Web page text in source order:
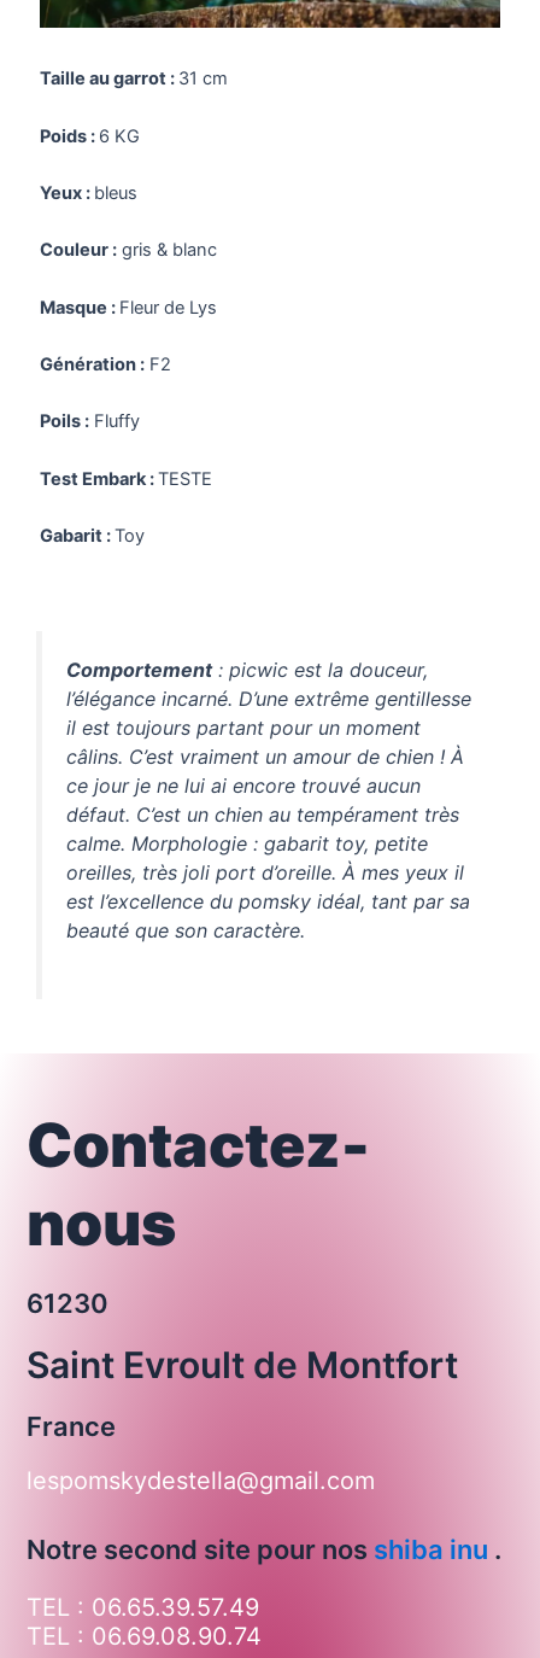
Taille au garrot : 31 cm
Poids : 6 KG
Yeux : bleus
Couleur :gris & blanc
Masque : Fleur de Lys
Génération :F2
Poils :Fluffy
Test Embark :TESTE
Gabarit :Toy
Comportement: picwic est la douceur,
l’élégance incarné. D’une extrême gentillesse
il est toujours partant pour un moment
câlins. C’est vraiment un amour de chien ! À
ce jour je ne lui ai encore trouvé aucun
défaut. C’est un chien au tempérament très
calme. Morphologie : gabarit toy, petite
oreilles, très joli port d’oreille. À mes yeux il
est l’excellence du pomsky idéal, tant par sa
beauté que son caractère.
Contactez-
nous
61230
Saint Evroult de Montfort
France
lespomskydestella@gmail.com
Notre second site pour nos shiba inu .
TEL : 06.65.39.57.49
TEL : 06.69.08.90.74